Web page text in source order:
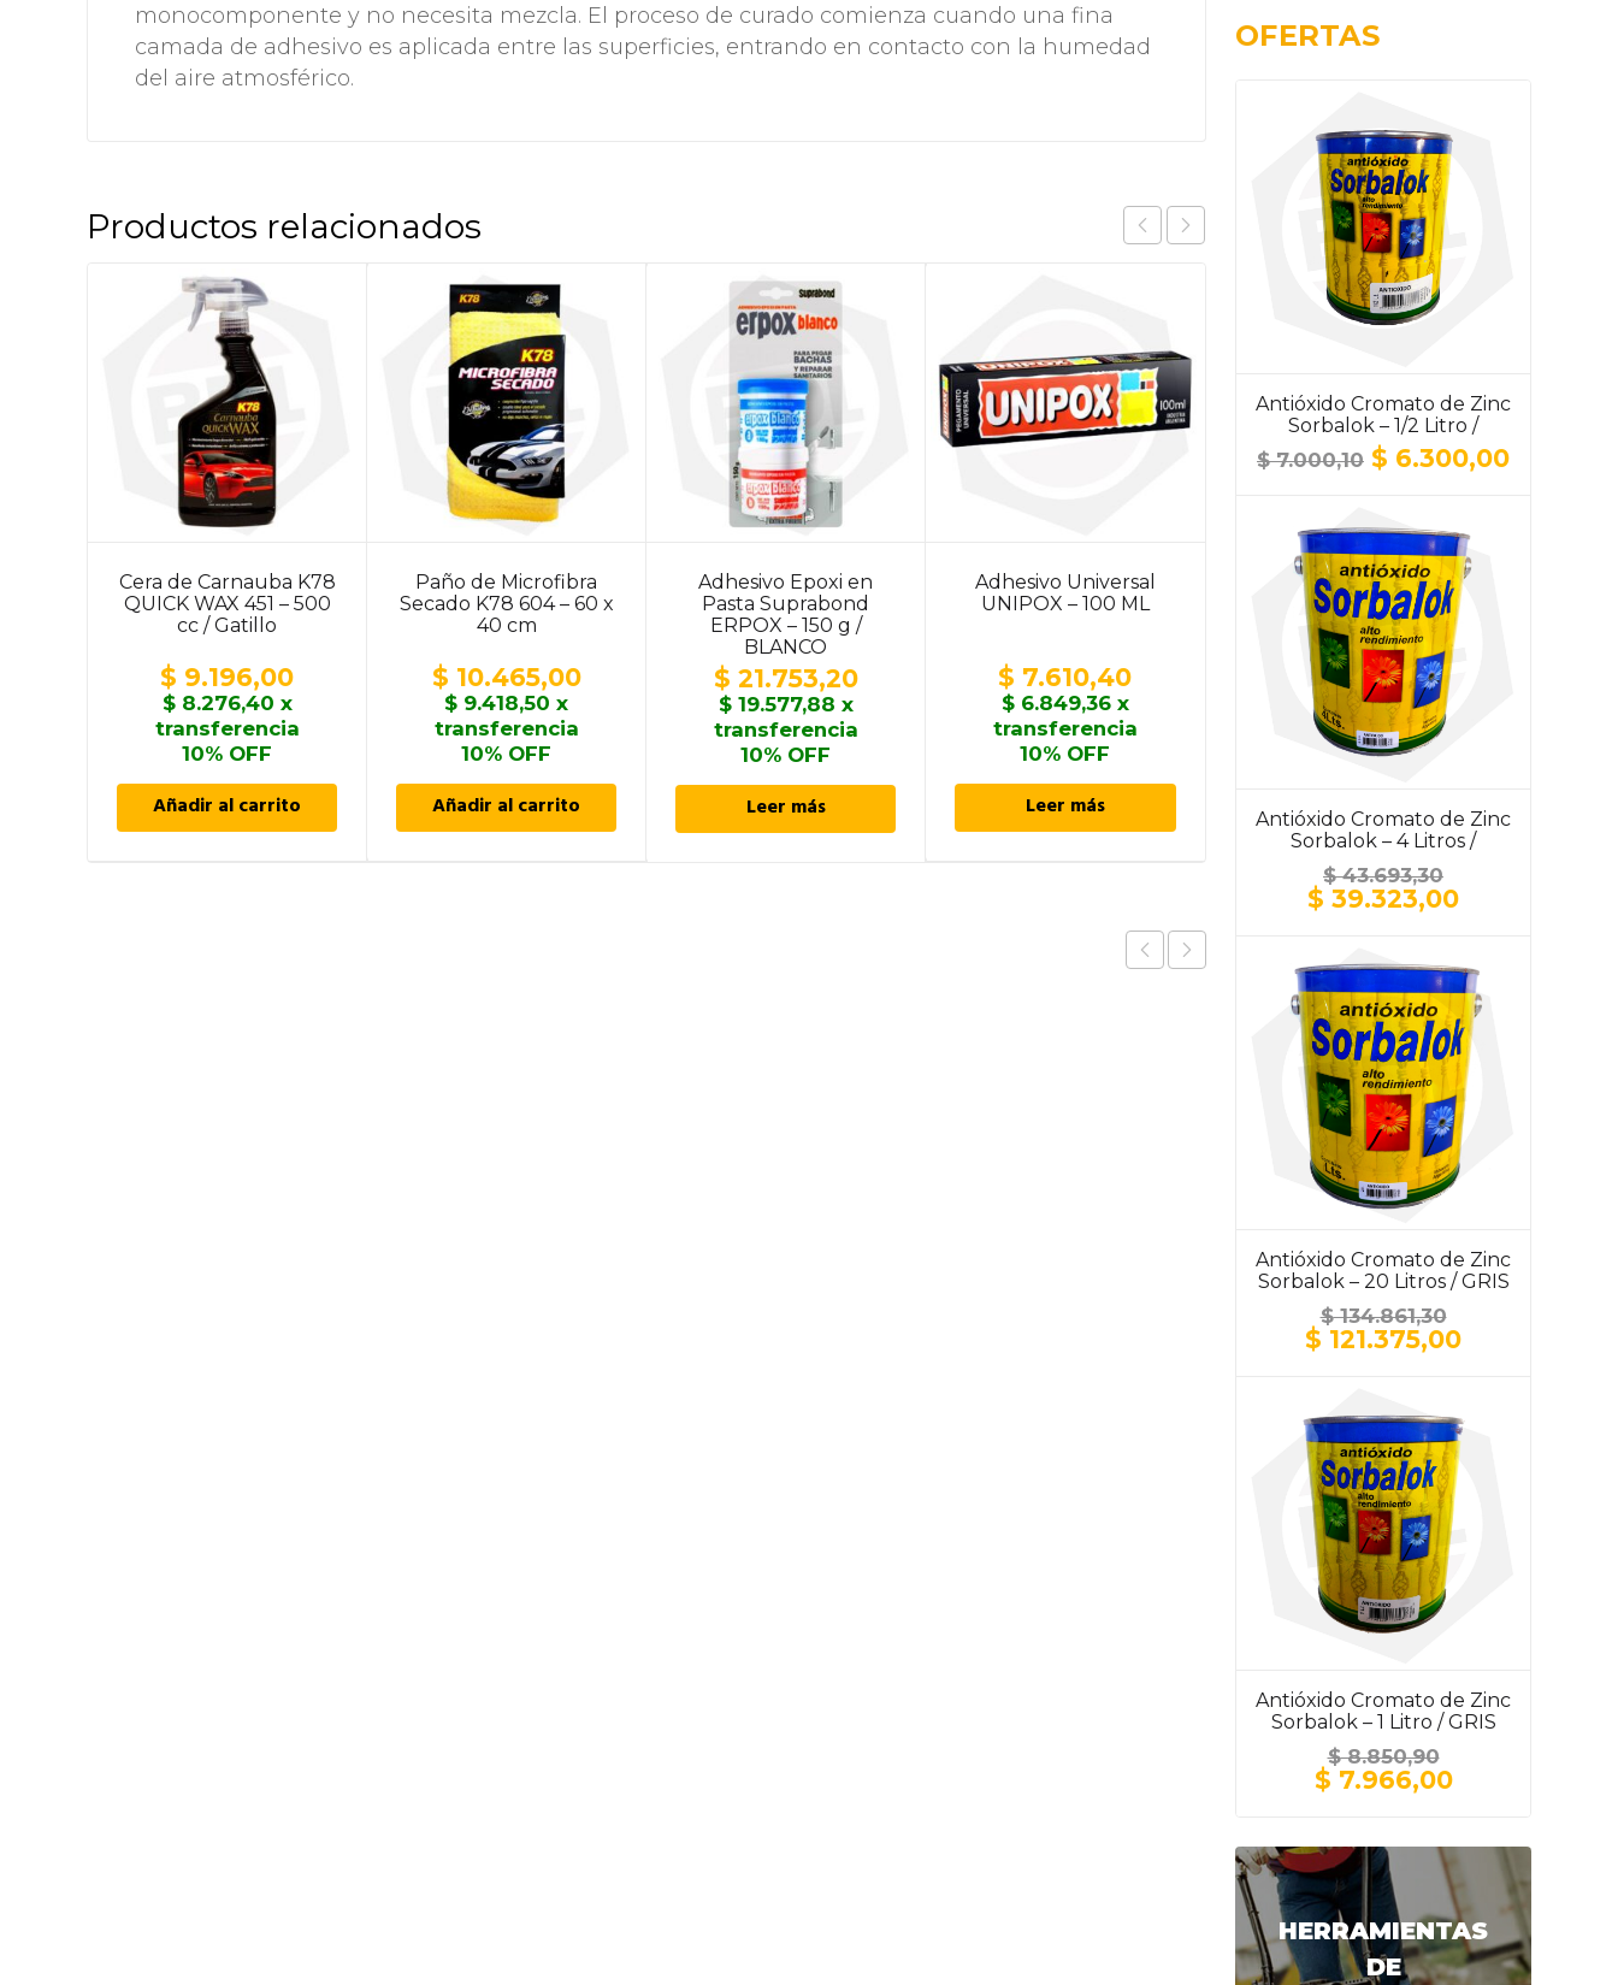
monocomponente y no necesita mezcla. El proceso de curado comienza cuando una fina
camada de adhesivo es aplicada entre las superficies, entrando en contacto con la humedad
del aire atmosférico.
Productos relacionados
Cera de Carnauba K78
QUICK WAX 451 – 500
cc / Gatillo
$ 9.196,00
$8.276,40 x
transferencia
10% OFF
Añadir al carrito
Paño de Microfibra
Secado K78 604 – 60 x
40 cm
$ 10.465,00
$ 9.418,50 x
transferencia
10% OFF
Añadir al carrito
Adhesivo Epoxi en
Pasta Suprabond
ERPOX – 150 g /
BLANCO
$ 21.753,20
$19.577,88 x
transferencia
10% OFF
Leer más
Adhesivo Universal
UNIPOX – 100 ML
$ 7.610,40
$6.849,36x
transferencia
10% OFF
Leer más
Cera de Carnauba K78
WAX 450 – 400 cc
15.504,50
13.954,05x
transferencia
10% OFF
Añadir al carrito
OFERTAS
Antióxido Cromato de Zinc
Sorbalok – 1/2 Litro /
ALUMINIO
$7.000,10 El
precio
era:
$ 7.000,10.
$ 6.300,00El
Antióxido Cromato de Zinc
Sorbalok – 4 Litros /
ALUMINIO
$43.693,30
El
precio
era:
$ 43.693,30.
$ 39.323,00El
es:
$ 39.323,00.
Antióxido Cromato de Zinc
Sorbalok – 20 Litros / GRIS
$134.861,30
El
precio
era:
$ 134.861,30.
$ 121.375,00El
es:
$
Antióxido Cromato de Zinc
Sorbalok – 1 Litro / GRIS
$8.850,90
El
precio
era:
$ 8.850,90.
$ 7.966,00El
es:
$ 7.966,00.
HERRAMIENTAS
DE